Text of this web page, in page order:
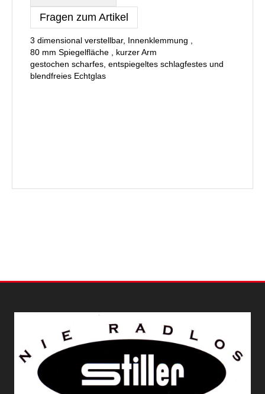
Fragen zum Artikel
3 dimensional verstellbar, Innenklemmung ,
80 mm Spiegelfläche , kurzer Arm
gestochen scharfes, entspiegeltes schlagfestes und
blendfreies Echtglas